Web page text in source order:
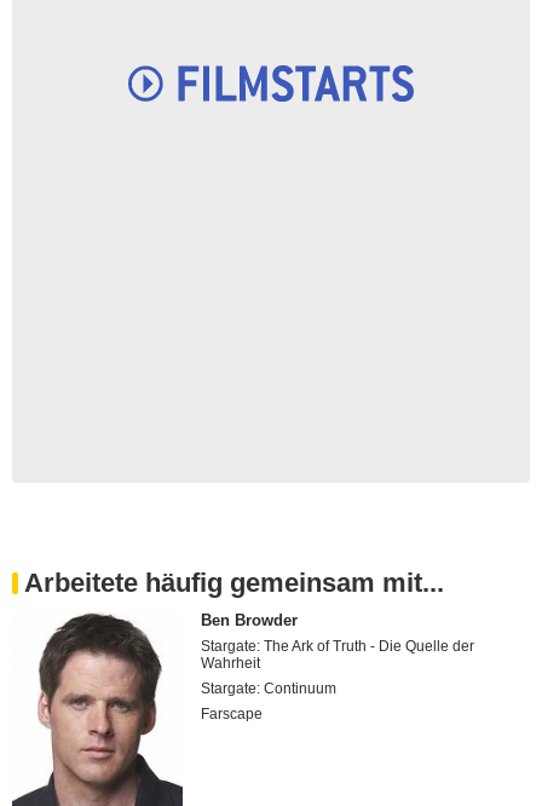
Arbeitete häufig gemeinsam mit...
Ben Browder
Stargate: The Ark of Truth - Die Quelle der
Wahrheit
Stargate: Continuum
Farscape